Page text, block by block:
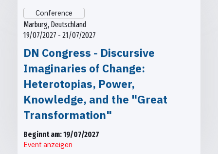
Conference
Marburg, Deutschland
19/07/2027 - 21/07/2027
DN Congress - Discursive
Imaginaries of Change:
Heterotopias, Power,
Knowledge, and the "Great
Transformation"
Beginnt am: 19/07/2027
Event anzeigen